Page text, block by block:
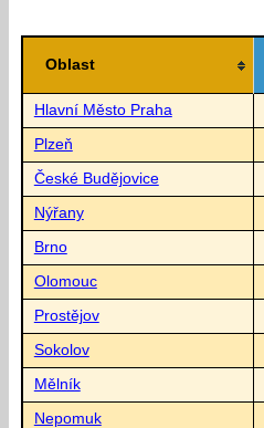
Oblast
Hlavní Město Praha
Plzeň
České Budějovice
Nýřany
Brno
Olomouc
Prostějov
Sokolov
Mělník
Nepomuk